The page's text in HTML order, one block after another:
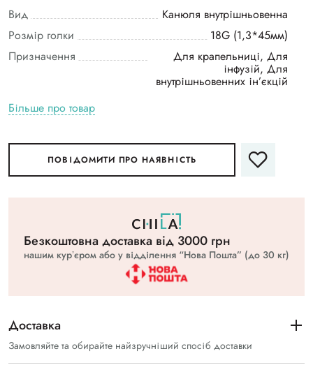
Вид
Канюля внутрішньовенна
Розмір голки
18G (1,3*45мм)
Призначення
Для крапельниці, Для
інфузій, Для
внутрішньовенних ін’єкцій
Більше про товар
ПОВІДОМИТИ ПРО НАЯВНІСТЬ
Безкоштовна доставка вiд 3000 грн
нашим курʼєром або у відділення “Нова Пошта” (до 30 кг)
Доставка
Замовляйте та обирайте найзручніший спосіб доставки